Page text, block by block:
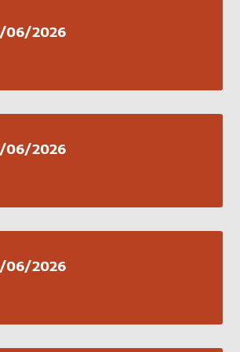
06/2026
06/2026
06/2026